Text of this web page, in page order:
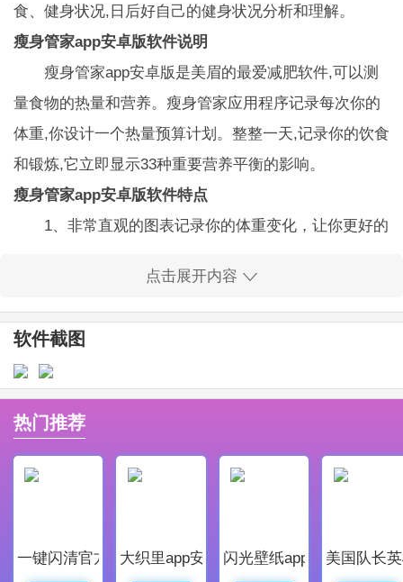
食、健身状况,日后好自己的健身状况分析和理解。
瘦身管家app安卓版软件说明
瘦身管家app安卓版是美眉的最爱减肥软件,可以测
量食物的热量和营养。瘦身管家应用程序记录每次你的
体重,你设计一个热量预算计划。整整一天,记录你的饮食
和锻炼,它立即显示33种重要营养平衡的影响。
瘦身管家app安卓版软件特点
1、非常直观的图表记录你的体重变化，让你更好的
2、如果你呆在你的预算和忠实地记录你的饭,你可
以接触到你的体重目标日期。它是基于真正的新陈代谢
比你的预算。
瘦身管家app安卓版软件亮点
1、瘦身管家app安卓版为用户们提供良好优质的服
务，让每一个用户都能在软件中获取最好，最舒适的体
验。
目的。
点击展开内容
软件截图
热门推荐
一键闪清官方最新版大织里app安卓版闪光壁纸app安卓最新版
美国队长